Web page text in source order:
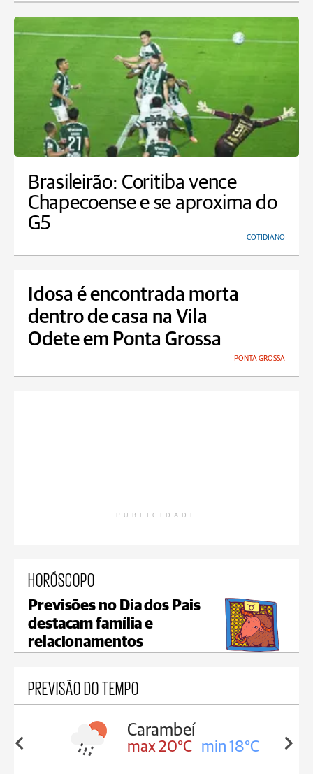
Brasileirão: Coritiba vence
Chapecoense e se aproxima do
G5
COTIDIANO
Idosa é encontrada morta
dentro de casa na Vila
Odete em Ponta Grossa
PONTA GROSSA
PUBLICIDADE
HORÓSCOPO
Previsões no Dia dos Pais
destacam família e
relacionamentos
PREVISÃO DO TEMPO
18°C
Carambeí
max 20°C min 18°C